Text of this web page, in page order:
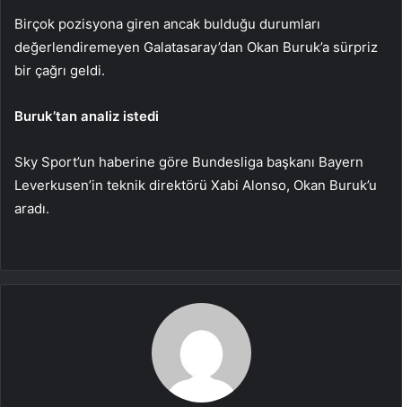
Birçok pozisyona giren ancak bulduğu durumları
değerlendiremeyen Galatasaray’dan Okan Buruk’a sürpriz
bir çağrı geldi.
Buruk’tan analiz istedi
Sky Sport’un haberine göre Bundesliga başkanı Bayern
Leverkusen’in teknik direktörü Xabi Alonso, Okan Buruk’u
aradı.